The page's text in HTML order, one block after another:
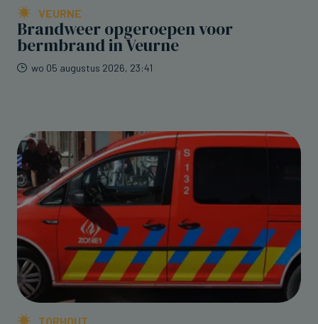
VEURNE
Brandweer opgeroepen voor
bermbrand in Veurne
wo 05 augustus 2026, 23:41
TORHOUT